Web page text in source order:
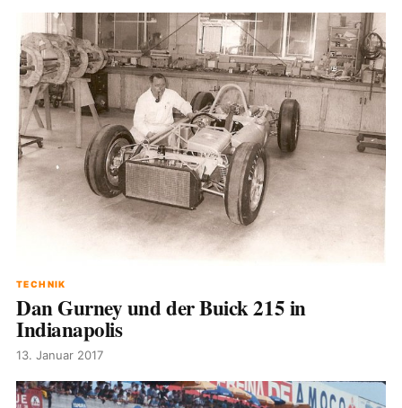
TECHNIK
Dan Gurney und der Buick 215 in
Indianapolis
13. Januar 2017